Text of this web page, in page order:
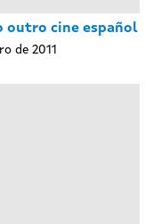
outro cine español
de 2011